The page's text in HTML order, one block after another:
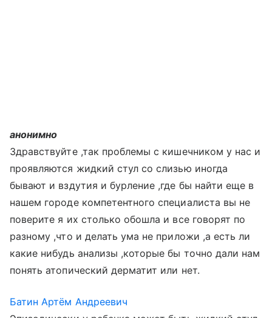
анонимно
Здравствуйте ,так проблемы с кишечником у нас и
проявляются жидкий стул со слизью иногда
бывают и вздутия и бурление ,где бы найти еще в
нашем городе компетентного специалиста вы не
поверите я их столько обошла и все говорят по
разному ,что и делать ума не приложи ,а есть ли
какие нибудь анализы ,которые бы точно дали нам
понять атопический дерматит или нет.
Батин Артём Андреевич